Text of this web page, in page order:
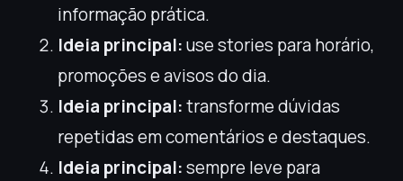
informação prática.
Ideia principal:use stories para horário,
promoções e avisos do dia.
Ideia principal:transforme dúvidas
repetidas em comentários e destaques.
Ideia principal:sempre leve para